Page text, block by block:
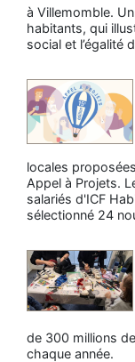
à Villemomble.
habitants, qui
social et l’égalité
locales
Appel à Projets.
salariés d'ICF
sélectionné 24
de 300 millions
chaque année.